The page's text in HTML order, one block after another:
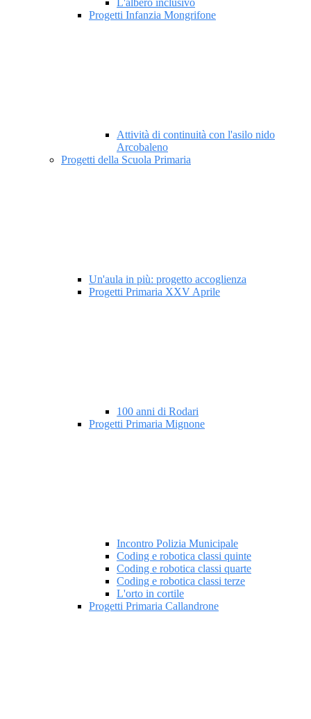
L'albero inclusivo
Progetti Infanzia Mongrifone
Attività di continuità con l'asilo nido
Arcobaleno
Progetti della Scuola Primaria
Un'aula in più: progetto accoglienza
Progetti Primaria XXV Aprile
100 anni di Rodari
Progetti Primaria Mignone
Incontro Polizia Municipale
Coding e robotica classi quinte
Coding e robotica classi quarte
Coding e robotica classi terze
L'orto in cortile
Progetti Primaria Callandrone